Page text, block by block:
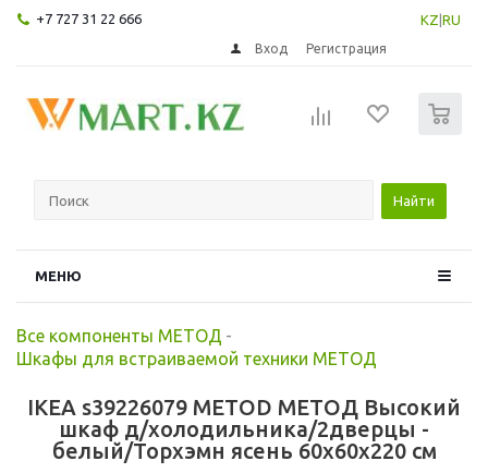
+7 727 31 22 666 KZ RU
Вход Регистрация
Найти
МЕНЮ
Все компоненты МЕТОД -
Шкафы для встраиваемой техники МЕТОД
IKEA s39226079 METOD МЕТОД Высокий
шкаф д/холодильника/2дверцы -
белый/Торхэмн ясень 60x60x220 см